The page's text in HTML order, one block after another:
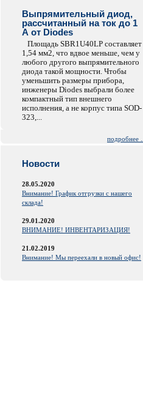
Выпрямительный диод,
рассчитанный на ток до 1
А от Diodes
Площадь SBR1U40LP составляет
1,54 мм2, что вдвое меньше, чем у
любого другого выпрямительного
диода такой мощности. Чтобы
уменьшить размеры прибора,
инженеры Diodes выбрали более
компактный тип внешнего
исполнения, а не корпус типа SOD-
323,...
подробнее ...
Новости
28.05.2020
Внимание! График отгрузки с нашего
склада!
29.01.2020
ВНИМАНИЕ! ИНВЕНТАРИЗАЦИЯ!
21.02.2019
Внимание! Мы переехали в новый офис!